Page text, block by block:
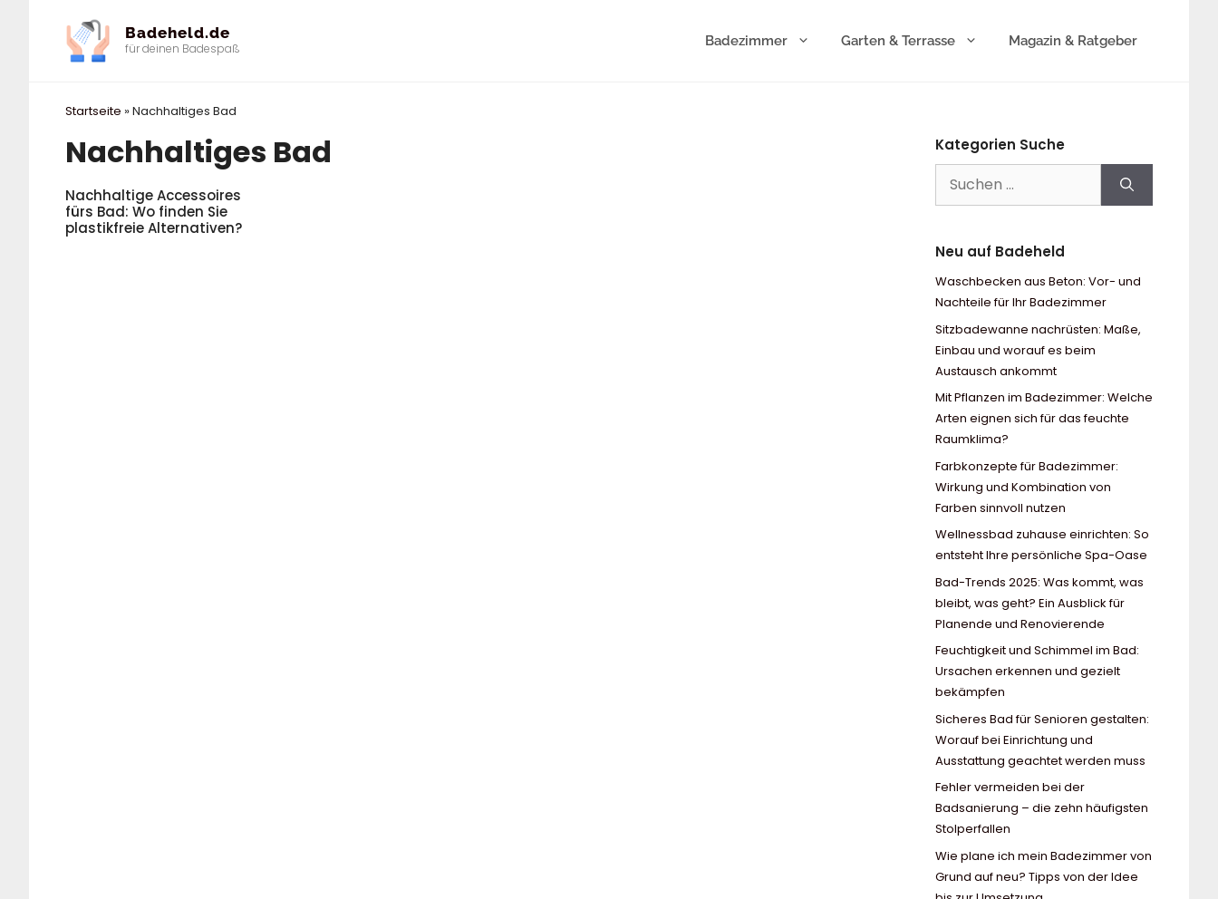
Badeheld.de
für deinen Badespaß Badezimmer Garten & Terrasse Magazin & Ratgeber
Startseite »Nachhaltiges Bad
Nachhaltiges Bad
Nachhaltige Accessoires
fürs Bad: Wo finden Sie
plastikfreie Alternativen?
Kategorien Suche
nach:
Neu auf Badeheld
Waschbecken aus Beton: Vor- und
Nachteile für Ihr Badezimmer
Sitzbadewanne nachrüsten: Maße,
Einbau und worauf es beim
Austausch ankommt
Mit Pflanzen im Badezimmer: Welche
Arten eignen sich für das feuchte
Raumklima?
Farbkonzepte für Badezimmer:
Wirkung und Kombination von
Farben sinnvoll nutzen
Wellnessbad zuhause einrichten: So
entsteht Ihre persönliche Spa-Oase
Bad-Trends 2025: Was kommt, was
bleibt, was geht? Ein Ausblick für
Planende und Renovierende
Feuchtigkeit und Schimmel im Bad:
Ursachen erkennen und gezielt
bekämpfen
Sicheres Bad für Senioren gestalten:
Worauf bei Einrichtung und
Ausstattung geachtet werden muss
Fehler vermeiden bei der
Badsanierung – die zehn häufigsten
Stolperfallen
Wie plane ich mein Badezimmer von
Grund auf neu? Tipps von der Idee